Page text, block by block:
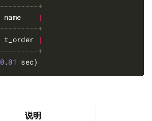
------------+---------+
name
|
------------+---------+
t_order
|
------------+---------+
0.01
说明